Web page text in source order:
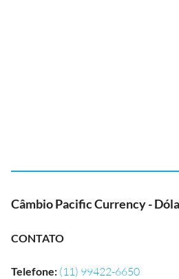
Câmbio Pacific Currency -
CONTATO
Telefone: (11) 99422-6650